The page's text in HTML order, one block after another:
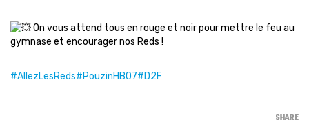
On vous attend tous en rouge et noir pour mettre le feu au
gymnase et encourager nos Reds !
#AllezLesReds#PouzinHB07#D2F
SHARE